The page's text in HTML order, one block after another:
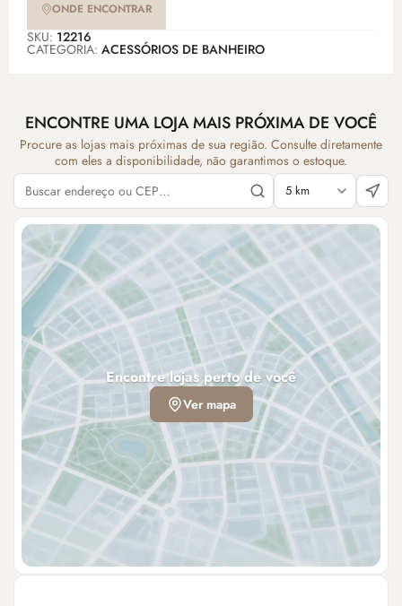
ONDE ENCONTRAR
SKU: 12216
CATEGORIA: ACESSÓRIOS DE BANHEIRO
ENCONTRE UMA LOJA MAIS PRÓXIMA DE VOCÊ
Procure as lojas mais próximas de sua região. Consulte diretamente
com eles a disponibilidade, não garantimos o estoque.
Encontre lojas perto de você
Ver mapa